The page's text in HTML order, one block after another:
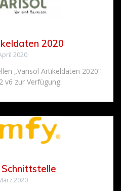
2020
2020
„Varisol Artikeldaten 2020“
v6 zur Verfügung.
Schnittstelle
2020